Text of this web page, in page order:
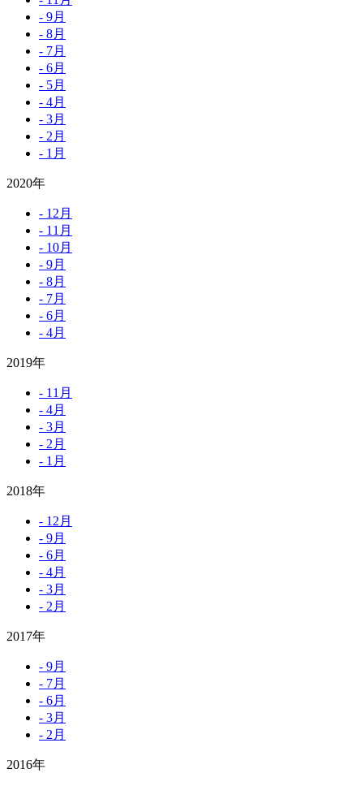
- 9月
- 8月
- 7月
- 6月
- 5月
- 4月
- 3月
- 2月
- 1月
2020年
- 12月
- 11月
- 10月
- 9月
- 8月
- 7月
- 6月
- 4月
2019年
- 11月
- 4月
- 3月
- 2月
- 1月
2018年
- 12月
- 9月
- 6月
- 4月
- 3月
- 2月
2017年
- 9月
- 7月
- 6月
- 3月
- 2月
2016年